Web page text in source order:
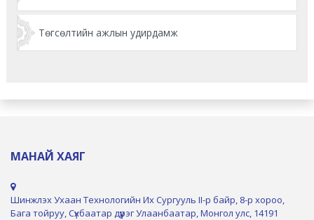
Төгсөлтийн ажлын удирдамж
МАНАЙ ХАЯГ
Шинжлэх Ухаан Технологийн Их Сургууль II-р байр, 8-р хороо,
Бага тойруу, Сүхбаатар дүүрэг Улаанбаатар, Монгол улс, 14191